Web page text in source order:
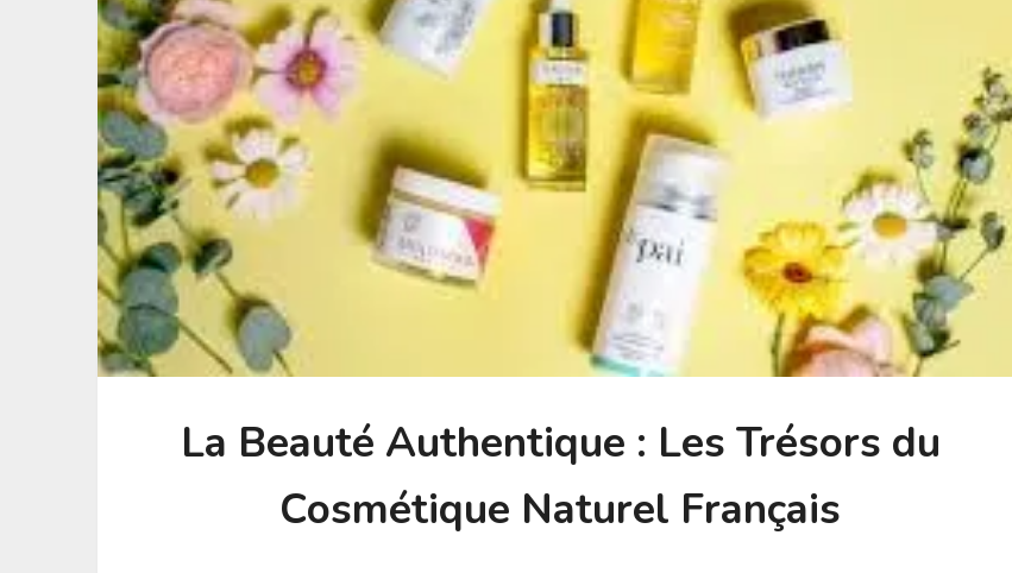
La Beauté Authentique : Les Trésors du
Cosmétique Naturel Français